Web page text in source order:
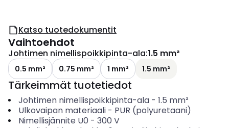
Katso tuotedokumentit
Vaihtoehdot
Johtimen nimellispoikkipinta-ala:1.5 mm²
0.5 mm² 0.75 mm² 1 mm² 1.5 mm²
Tärkeimmät tuotetiedot
Johtimen nimellispoikkipinta-ala- 1.5 mm²
Ulkovaipan materiaali- PUR (polyuretaani)
Nimellisjännite U0 - 300 V